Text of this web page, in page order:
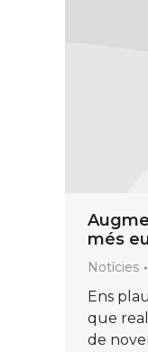
més
Notícies
Ens
que
de